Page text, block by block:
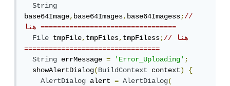
String
base64Image,base64Images,base64Imagess;//
هنا =================================
File tmpFile,tmpFiles,tmpFiless;// هنا
=================================
String errMessage = 'Error_Uploading';
  showAlertDialog
(BuildContext context)
{
AlertDialog alert = AlertDialog(